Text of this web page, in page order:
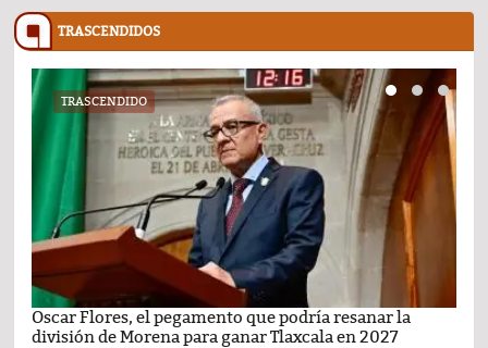
TRASCENDIDOS
TRASCENDIDO
Oscar Flores, el pegamento que podría resanar la
división de Morena para ganar Tlaxcala en 2027